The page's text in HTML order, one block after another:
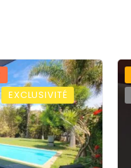
EXCLUSIVITÉ